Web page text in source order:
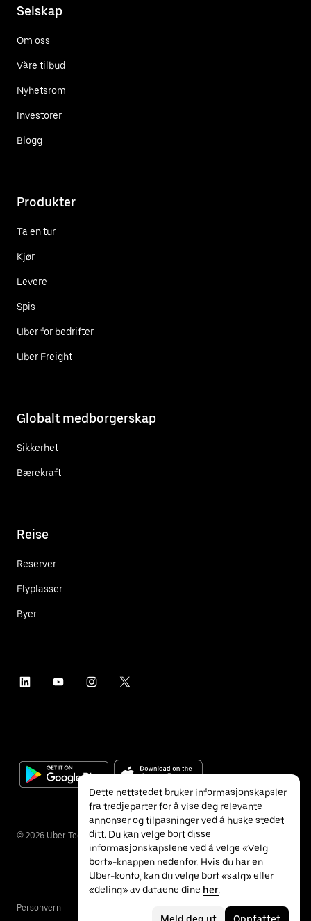
Selskap
Om oss
Våre tilbud
Nyhetsrom
Investorer
Blogg
Produkter
Ta en tur
Kjør
Levere
Spis
Uber for bedrifter
Uber Freight
Globalt medborgerskap
Sikkerhet
Bærekraft
Reise
Reserver
Flyplasser
Byer
© 2026 Uber Technologies Inc.
Personvern
Dette nettstedet bruker informasjonskapsler
fra tredjeparter for å vise deg relevante
annonser og tilpasninger ved å huske stedet
ditt. Du kan velge bort disse
informasjonskapslene ved å velge «Velg
bort»-knappen nedenfor. Hvis du har en
Uber-konto, kan du velge bort «salg» eller
«deling» av dataene dine her.